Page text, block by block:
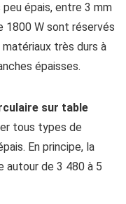
épais, entre 3 mm
1800 W sont réservés
très durs à
épaisses.
sur table
tous types de
En principe, la
autour de 3 480 à 5